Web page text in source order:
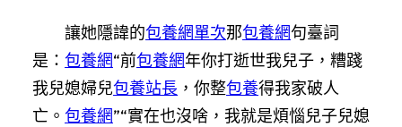
讓她隱諱的包養網單次那包養網句臺詞
是： 包養網“前包養網年你打逝世我兒子，糟踐
我兒媳婦兒包養站長 ，你整包養得我家破人
亡。 包養網”“實在也沒啥，我就是煩惱兒子兒媳